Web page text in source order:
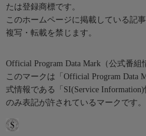
たは登録商標です。
このホームページに掲載している記
複写・転載を禁じます。
Official Program Data Mark（公式番組
このマークは「Official Program Data
式情報である「SI(Service
のみ表記が許されているマークです。